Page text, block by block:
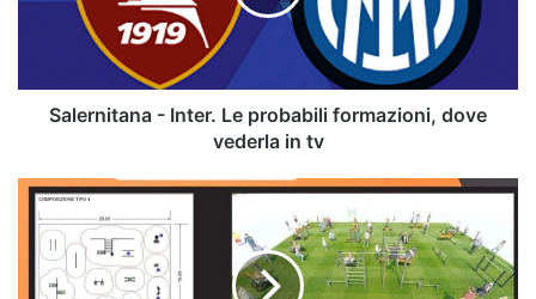
formazioni,
in
Salernitana - Inter. Le probabili formazioni, dove
vederla in tv
CASTELLABATE,
PERCORSI
ATTREZZATI
PER